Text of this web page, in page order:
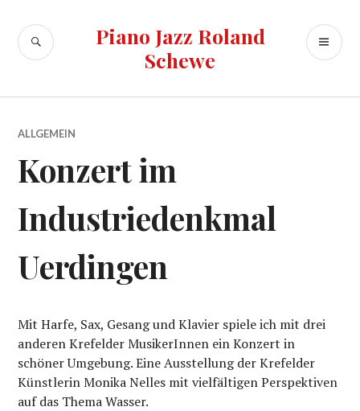
Inhalt
springen
Piano Jazz Roland
Schewe
SUCHE
ALLGEMEIN
Konzert im
Industriedenkmal
Uerdingen
Mit Harfe, Sax, Gesang und Klavier spiele ich mit drei
anderen Krefelder MusikerInnen ein Konzert in
schöner Umgebung. Eine Ausstellung der Krefelder
Künstlerin Monika Nelles mit vielfältigen Perspektiven
auf das Thema Wasser.